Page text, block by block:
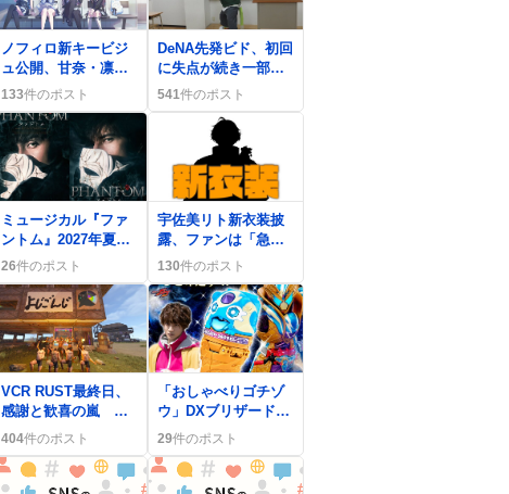
ノフィロ新キービジ
ュ公開、甘奈・凛世
のデザインがファン
熱狂「最高」
133件のポスト
DeNA先発ビド、初回
に失点が続き一部フ
ァンから『ビド変え
ろ』の声が上がる
541件のポスト
ミュージカル『ファ
ントム』2027年夏再
演、加藤和樹＆城田
場でファン歓喜
26件のポスト
宇佐美リト新衣装披
露、ファンは「急す
ぎる」興奮と期待の
130件のポスト
VCR RUST最終日、
感謝と歓喜の嵐
『またーり完』で盛
り上がり
404件のポスト
「おしゃべりゴチゾ
ウ」DXブリザードソ
ルベエ登場にファン
歓喜「まさかの進
化」
29件のポスト